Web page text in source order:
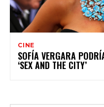
CINE
SOFÍA VERGARA
‘SEX AND THE CITY’